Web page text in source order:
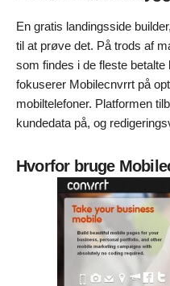
En gratis landingsside
til at prøve det. På trods af
som findes i de fleste
fokuserer Mobilecnvrrt på
mobiltelefoner. Platformen
kundedata på, og
Hvorfor bruge